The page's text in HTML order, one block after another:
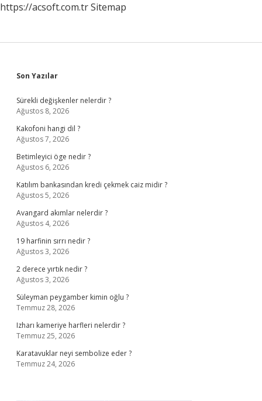
https://acsoft.com.trSitemap
Sidebar
Son Yazılar
Sürekli değişkenler nelerdir ?
Ağustos 8, 2026
Kakofoni hangi dil ?
Ağustos 7, 2026
Betimleyici öge nedir ?
Ağustos 6, 2026
Katılım bankasından kredi çekmek caiz midir ?
Ağustos 5, 2026
Avangard akımlar nelerdir ?
Ağustos 4, 2026
19 harfinin sırrı nedir ?
Ağustos 3, 2026
2 derece yırtık nedir ?
Ağustos 3, 2026
Süleyman peygamber kimin oğlu ?
Temmuz 28, 2026
Izharı kameriye harfleri nelerdir ?
Temmuz 25, 2026
Karatavuklar neyi sembolize eder ?
Temmuz 24, 2026